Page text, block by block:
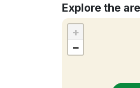
Explore the
+
−